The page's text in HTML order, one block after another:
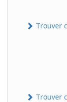
Trouver
Trouver